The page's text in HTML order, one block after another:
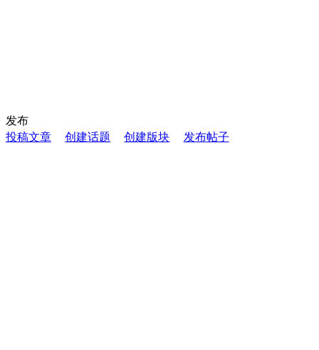
发布
投稿文章
创建话题 创建版块 发布帖子